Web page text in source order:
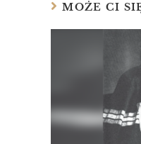
MOŻE CI